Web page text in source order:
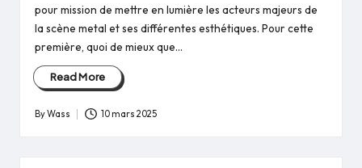
pour mission de mettre en lumière les acteurs majeurs de
la scène metal et ses différentes esthétiques. Pour cette
première, quoi de mieux que…
Read More
Posted
ByWass 10 mars 2025